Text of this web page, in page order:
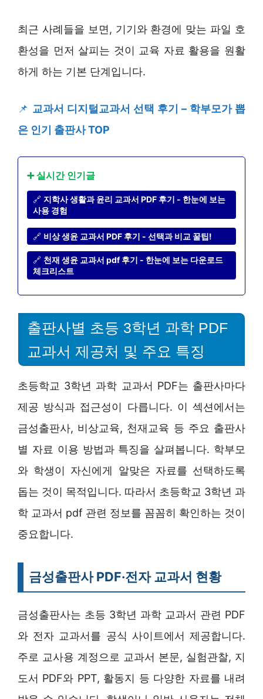
최근 사례들을 보면, 기기와 환경에 맞는 파일 호
환성을 먼저 살피는 것이 교육 자료 활용을 원활
하게 하는 기본 단계입니다.
📌 교과서 디지털교과서 선택 후기 – 학부모가 뽑
은 인기 출판사 TOP
➕ 실시간 인기글
🔗 지학사 생활과 윤리 교과서 PDF 후기 - 한눈에 보는
사용 경험
🔗 비상 생윤 교과서 PDF 후기 - 선택과 비교 꿀팁!
🔗 천재 생윤 교과서 pdf 후기 - 한눈에 보는 다운로드
체크리스트
출판사별 초등 3학년 과학 PDF
교과서 제공처 및 주요 특징
초등학교 3학년 과학 교과서 PDF는 출판사마다
제공 방식과 접근성이 다릅니다. 이 섹션에서는
금성출판사, 비상교육, 천재교육 등 주요 출판사
별 자료 이용 방법과 특징을 살펴봅니다. 학부모
와 학생이 자신에게 알맞은 자료를 선택하도록
돕는 것이 목적입니다. 따라서 초등학교 3학년 과
학 교과서 pdf 관련 정보를 꼼꼼히 확인하는 것이
중요합니다.
금성출판사 PDF·전자 교과서 현황
금성출판사는 초등 3학년 과학 교과서 관련 PDF
와 전자 교과서를 공식 사이트에서 제공합니다.
주로 교사용 계정으로 교과서 본문, 실험관찰, 지
도서 PDF와 PPT, 활동지 등 다양한 자료를 내려